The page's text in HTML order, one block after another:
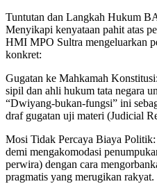
Tuntutan dan Langkah Hukum
Menyikapi kenyataan pahit atas
HMI MPO Sultra mengeluarkan
konkret:
Gugatan ke Mahkamah
sipil dan ahli hukum tata negara
“Dwiyang-bukan-fungsi” ini
draf gugatan uji materi (Judicial
Mosi Tidak Percaya Biaya
demi mengakomodasi
perwira) dengan cara
pragmatis yang merugikan rakyat.